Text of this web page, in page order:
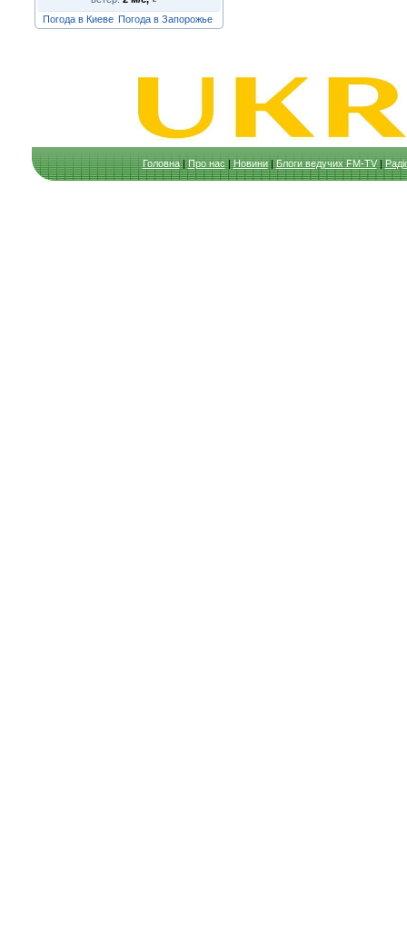
Погода в Киеве Погода в Запорожье
Головна|Про нас|Новини|Блоги ведучих FM-TV|